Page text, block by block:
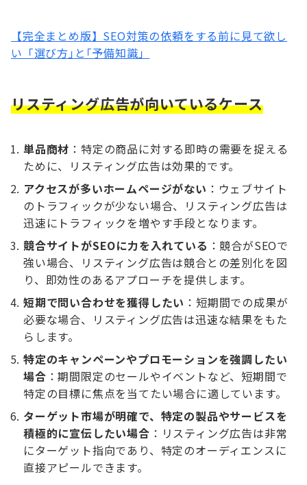
【完全まとめ版】SEO対策の依頼をする前に見て欲し
い「選び方｣と｢予備知識」
リスティング広告が向いているケース
単品商材 ：特定の商品に対する即時の需要を捉える
ために、リスティング広告は効果的です。
アクセスが多いホームページがない ：ウェブサイト
のトラフィックが少ない場合、リスティング広告は
迅速にトラフィックを増やす手段となります。
競合サイトがSEOに力を入れている ：競合がSEOで
強い場合、リスティング広告は競合との差別化を図
り、即効性のあるアプローチを提供します。
短期で問い合わせを獲得したい ：短期間での成果が
必要な場合、リスティング広告は迅速な結果をもた
らします。
特定のキャンペーンやプロモーションを強調したい
場合 ：期間限定のセールやイベントなど、短期間で
特定の目標に焦点を当てたい場合に適しています。
ターゲット市場が明確で、特定の製品やサービスを
積極的に宣伝したい場合 ：リスティング広告は非常
にターゲット指向であり、特定のオーディエンスに
直接アピールできます。